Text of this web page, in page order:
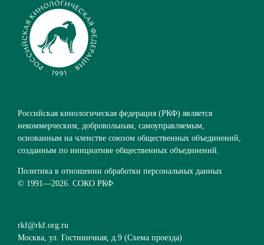
Российская кинологическая федерация (РКФ) является
некоммерческим, добровольным, самоуправляемым,
основанным на членстве союзом общественных объединений,
созданным по инициативе общественных объединений.
Политика в отношении обработки персональных данных
© 1991—2026. СОКО РКФ
rkf@rkf.org.ru
Москва, ул. Гостиничная, д.9 (Схема проезда)